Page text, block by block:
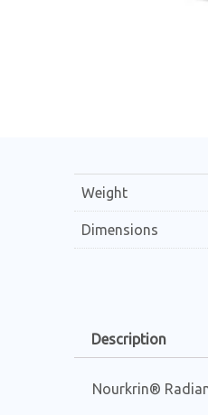
Weight
Dimensions
Description
Nourkrin®